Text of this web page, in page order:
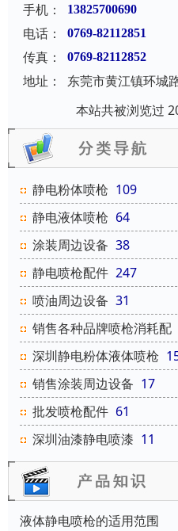
手机：
13825700690
电话： 0769-82112851
传真： 0769-82112852
地址：
东莞市黄江镇环城
本站共被浏览过
静电粉体喷枪 109
静电液体喷枪 64
涂装周边设备 38
静电喷枪配件 247
喷油周边设备 31
销售各种品牌喷枪消耗配
深圳静电粉体液体喷枪
销售涂装周边设备 17
批发喷枪配件 61
深圳油漆静电喷漆 11
液体静电喷枪的适用范围